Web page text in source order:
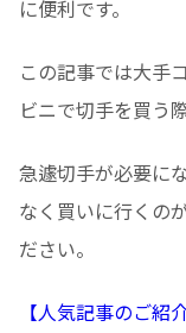
に便利です。
この記事では大手
ビニで切手を買う
急遽切手が必要に
なく買いに行くの
ださい。
【人気記事のご紹